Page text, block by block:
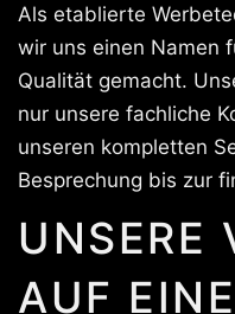
Als etablierte
wir uns einen Namen
Qualität gemacht.
nur unsere fachliche
unseren kompletten
Besprechung bis zur
UNSERE
AUF